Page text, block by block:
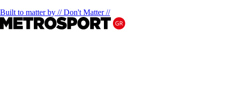
Built to matter by // Don't Matter //